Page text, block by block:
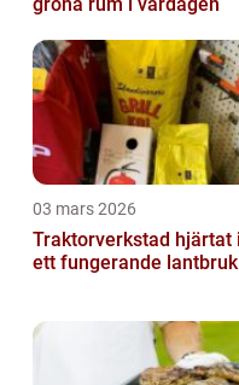
03 mars 2026
Traktorverkstad hjärtat i
ett fungerande lantbruk